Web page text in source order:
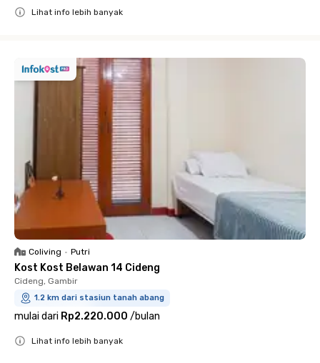
Lihat info lebih banyak
Coliving • Putri
Kost Kost Belawan 14 Cideng
Cideng, Gambir
1.2 km dari stasiun tanah abang
mulai dari Rp2.220.000 /bulan
Lihat info lebih banyak